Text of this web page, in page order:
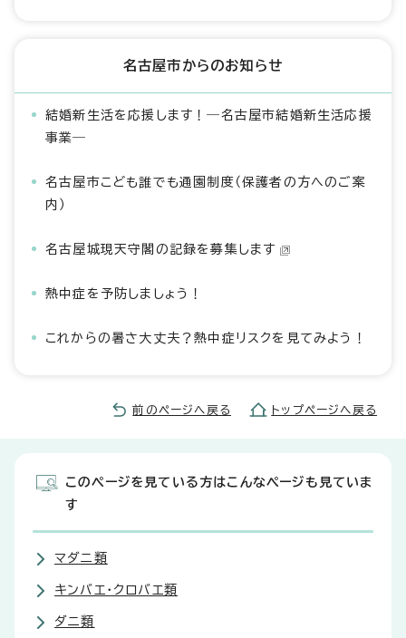
名古屋市からのお知らせ
結婚新生活を応援します！―名古屋市結婚新生活応援
事業―
名古屋市こども誰でも通園制度（保護者の方へのご案
内）
名古屋城現天守閣の記録を募集します
熱中症を予防しましょう！
これからの暑さ大丈夫？熱中症リスクを見てみよう！
前のページへ戻る トップページへ戻る
このページを見ている方はこんなページも見ていま
す
マダニ類
キンバエ・クロバエ類
ダニ類